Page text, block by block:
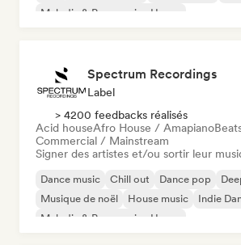
Melodic & Progressive House
Spectrum Recordings
Label
> 4200 feedbacks réalisés
Acid houseAfro House / Amapiano
Commercial / Mainstream
Signer des artistes et/ou sortir leur
Dance music Chill out Dance pop
Musique de noël
House music
Indie
Melodic & Progressive House